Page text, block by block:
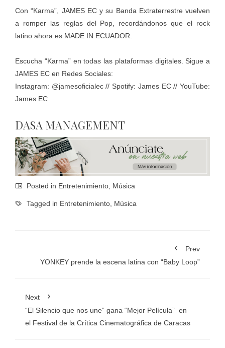
Con “Karma”, JAMES EC y su Banda Extraterrestre vuelven
a romper las reglas del Pop, recordándonos que el rock
latino ahora es MADE IN ECUADOR.
Escucha “Karma” en todas las plataformas digitales. Sigue a
JAMES EC en Redes Sociales:
Instagram: @jamesoficialec // Spotify: James EC // YouTube:
James EC
DASA MANAGEMENT
Posted in Entretenimiento, Música
Tagged in Entretenimiento, Música
Prev
YONKEY prende la escena latina con “Baby Loop”
Next
“El Silencio que nos une” gana “Mejor Película” en
el Festival de la Crítica Cinematográfica de Caracas